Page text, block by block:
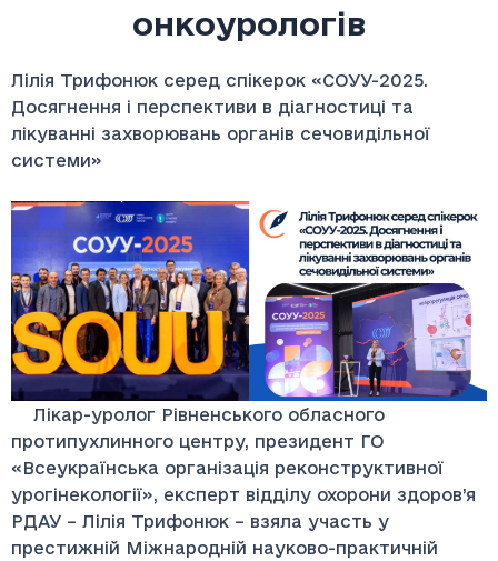
онкоурологів
Лілія Трифонюк серед спікерок «СОУУ-2025.
Досягнення і перспективи в діагностиці та
лікуванні захворювань органів сечовидільної
системи»
Лікар-уролог Рівненського обласного
протипухлинного центру, президент ГО
«Всеукраїнська організація реконструктивної
урогінекології», експерт відділу охорони здоров’я
РДАУ – Лілія Трифонюк – взяла участь у
престижній Міжнародній науково-практичній